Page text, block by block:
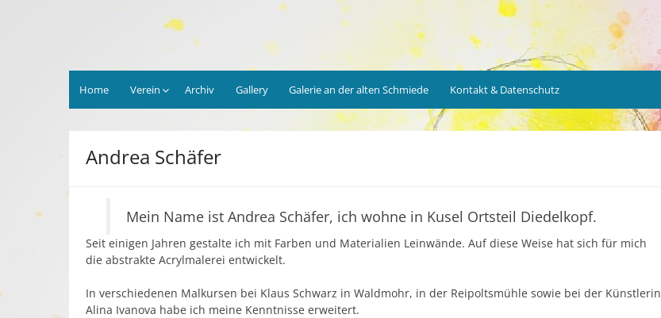
Home Verein Archiv Gallery Galerie an der alten Schmiede Kontakt & Datenschutz
Andrea Schäfer
Mein Name ist Andrea Schäfer, ich wohne in Kusel Ortsteil Diedelkopf.
Seit einigen Jahren gestalte ich mit Farben und Materialien Leinwände. Auf diese Weise hat sich für mich
die abstrakte Acrylmalerei entwickelt.
In verschiedenen Malkursen bei Klaus Schwarz in Waldmohr, in der Reipoltsmühle sowie bei der Künstlerin
Alina Ivanova habe ich meine Kenntnisse erweitert.